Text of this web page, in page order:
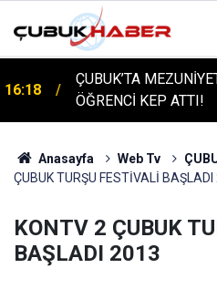
16:14
ÇUBUK'TA TARİHİ
FRAKSİNASYON
Anasayfa Web Tv
ÇUBUK TURŞU FESTİVALİ
KONTV 2 ÇUBUK
BAŞLADI 2013